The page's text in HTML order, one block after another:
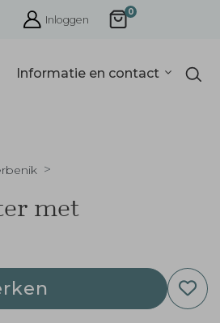
Inloggen
0
Informatie en contact
met